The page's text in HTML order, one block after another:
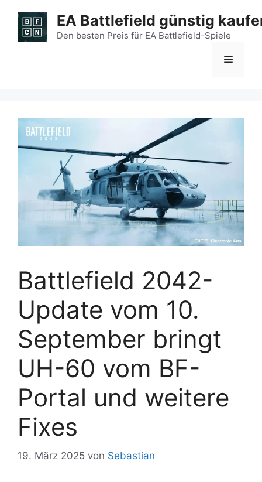
Inhalt
springen
EA Battlefield günstig
Den besten Preis für EA Battlefield-Spiele
Menü
Battlefield 2042-
Update vom 10.
September bringt
UH-60 vom BF-
Portal und weitere
Fixes
19. März 2025 von Sebastian